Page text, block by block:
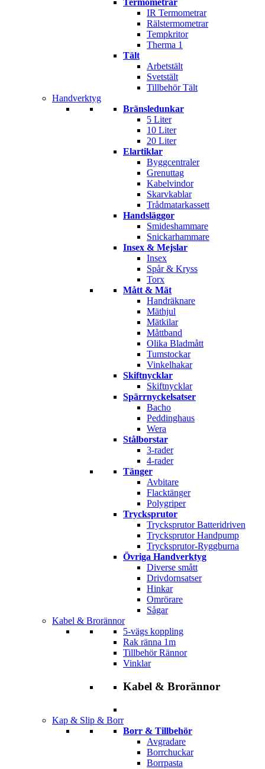
Termometrar
IR Termometrar
Rälstermometrar
Tempkritor
Therma 1
Tält
Arbetstält
Svetstält
Tillbehör Tält
Handverktyg
Bränsledunkar
5 Liter
10 Liter
20 Liter
Elartiklar
Byggcentraler
Grenuttag
Kabelvindor
Skarvkablar
Trådmatarkassett
Handsläggor
Smideshammare
Snickarhammare
Insex & Mejslar
Insex
Spår & Kryss
Torx
Mått & Mät
Handräknare
Mäthjul
Mätkilar
Måttband
Olika Bladmått
Tumstockar
Vinkelhakar
Skiftnycklar
Skiftnycklar
Spärrnyckelsatser
Bacho
Peddinghaus
Wera
Stålborstar
3-rader
4-rader
Tänger
Avbitare
Flacktänger
Polygriper
Trycksprutor
Trycksprutor Batteridriven
Trycksprutor Handpump
Trycksprutor-Ryggburna
Övriga Handverktyg
Diverse smått
Drivdornsatser
Hinkar
Omrörare
Sågar
Kabel & Brorännor
5-vägs koppling
Rak ränna 1m
Tillbehör Rännor
Vinklar
Kabel & Brorännor
Kap & Slip & Borr
Borr & Tillbehör
Avgradare
Borrchuckar
Borrpasta